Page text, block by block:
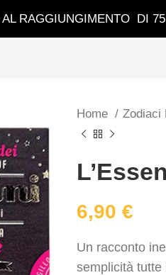
Home Zodiaci
6,90 €
Un racconto
semplicità tutte
AL RAGGIUNGIMENTO DI